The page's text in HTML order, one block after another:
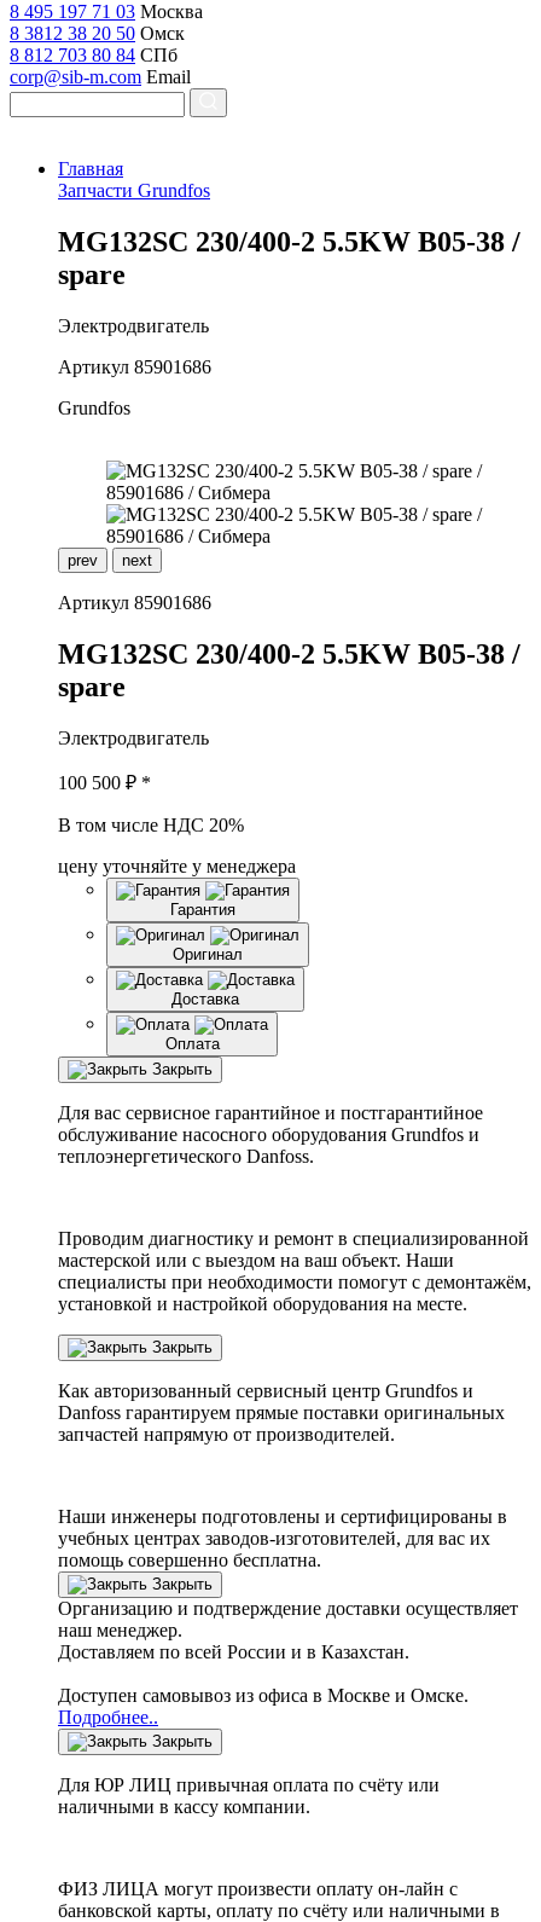
8 495 197 71 03 Москва
8 3812 38 20 50 Омск
8 812 703 80 84 СПб
corp@sib-m.com Email
Главная
Запчасти Grundfos
MG132SC 230/400-2 5.5KW B05-38 /
spare
Электродвигатель
Артикул 85901686
Grundfos
prev next
Артикул 85901686
MG132SC 230/400-2 5.5KW B05-38 /
spare
Электродвигатель
100 500 ₽ *
В том числе НДС 20%
цену уточняйте у менеджера
Гарантия
Оригинал
Доставка
Оплата
Закрыть
Для вас сервисное гарантийное и постгарантийное
обслуживание насосного оборудования Grundfos и
теплоэнергетического Danfoss.
Проводим диагностику и ремонт в специализированной
мастерской или с выездом на ваш объект. Наши
специалисты при необходимости помогут с демонтажём,
установкой и настройкой оборудования на месте.
Закрыть
Как авторизованный сервисный центр Grundfos и
Danfoss гарантируем прямые поставки оригинальных
запчастей напрямую от производителей.
Наши инженеры подготовлены и сертифицированы в
учебных центрах заводов-изготовителей, для вас их
помощь совершенно бесплатна.
Закрыть
Организацию и подтверждение доставки осуществляет
наш менеджер.
Доставляем по всей России и в Казахстан.
Доступен самовывоз из офиса в Москве и Омске.
Подробнее..
Закрыть
Для ЮР ЛИЦ привычная оплата по счёту или
наличными в кассу компании.
ФИЗ ЛИЦА могут произвести оплату он-лайн с
банковской карты, оплату по счёту или наличными в